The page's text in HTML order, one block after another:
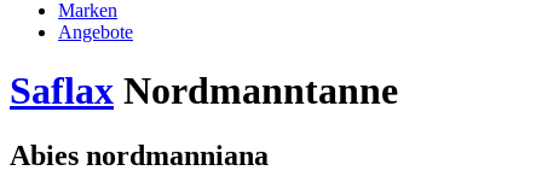
Marken
Angebote
Saflax Nordmanntanne
Abies nordmanniana